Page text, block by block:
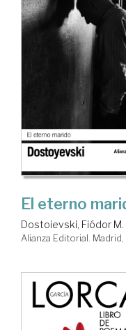
El eterno
Dostoievski, Fiódor M.
Alianza Editorial.